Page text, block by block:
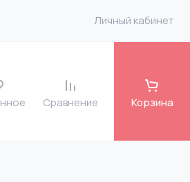
Личный кабинет
Сравнение Корзина